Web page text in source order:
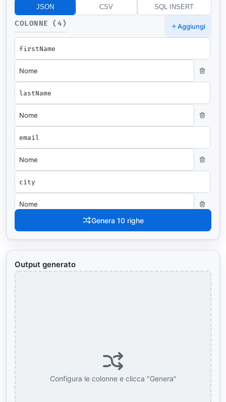
JSON CSV SQL INSERT
COLONNE (4) Aggiungi
Genera 10 righe
Output generato
Configura le colonne e clicca "Genera"